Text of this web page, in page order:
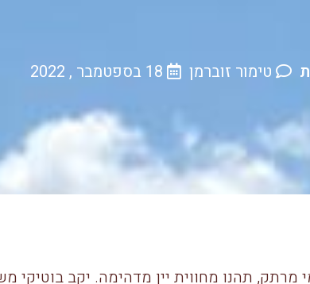
טימור זוברמן 18 בספטמבר , 2022
תהנו מחווית יין מדהימה. יקב בוטיקי